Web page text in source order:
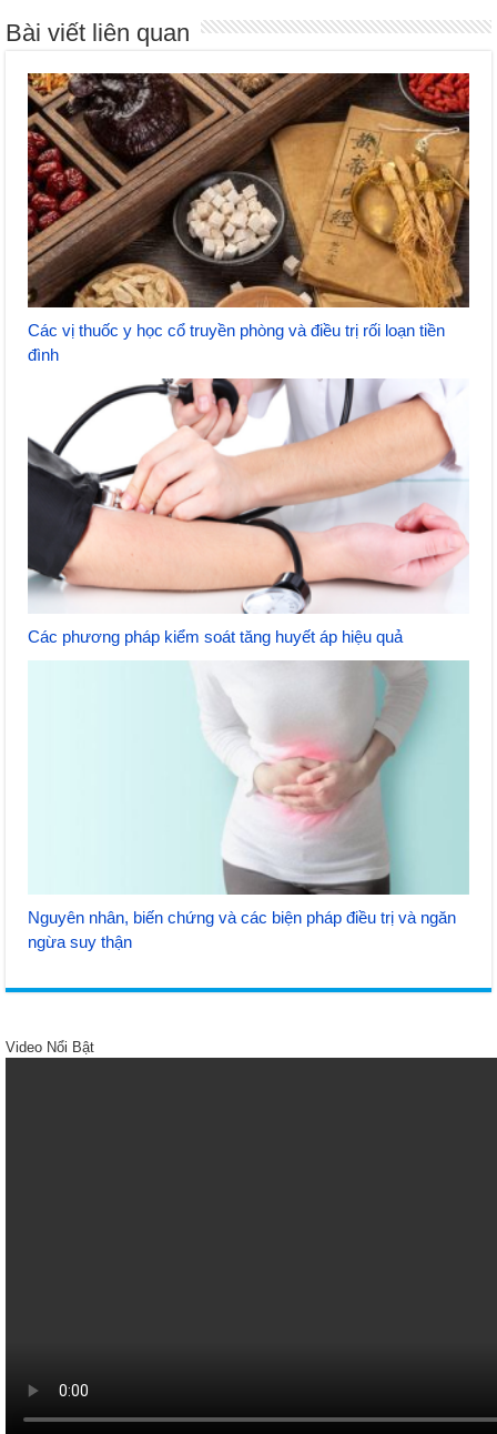
Bài viết liên quan
Các vị thuốc y học cổ truyền phòng và điều trị rối loạn tiền
đình
Các phương pháp kiểm soát tăng huyết áp hiệu quả
Nguyên nhân, biến chứng và các biện pháp điều trị và ngăn
ngừa suy thận
Video Nổi Bật